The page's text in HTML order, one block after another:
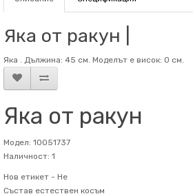
Яка от ракун |
Яка . Дължина: 45 см. Mоделът е висок: 0 см.
Яка от ракун
Модел: 10051737
Наличност: 1
Нов етикет - Не
Състав естествен косъм